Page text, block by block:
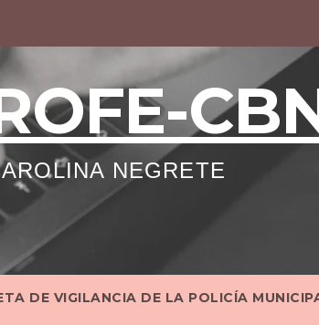
NEGRETE
DE VIGILANCIA DE LA POLICÍA